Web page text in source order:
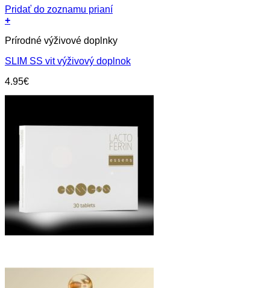
Pridať do zoznamu prianí
+
Prírodné výživové doplnky
SLIM SS vit výživový doplnok
4.95€